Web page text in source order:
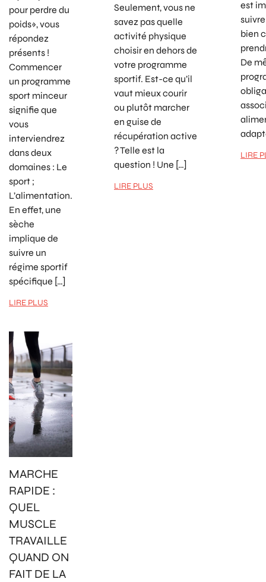
pour perdre du
poids», vous
répondez
présents !
Commencer
un programme
sport minceur
signifie que
vous
interviendrez
dans deux
domaines : Le
sport ;
L’alimentation.
En effet, une
sèche
implique de
suivre un
régime sportif
spécifique […]
LIRE PLUS
Seulement, vous ne
savez pas quelle
activité physique
choisir en dehors de
votre programme
sportif. Est-ce qu’il
vaut mieux courir
ou plutôt marcher
en guise de
récupération active
? Telle est la
question ! Une […]
LIRE PLUS
est
bien
De
LIRE
MARCHE
RAPIDE :
QUEL
MUSCLE
TRAVAILLE
QUAND ON
FAIT DE LA